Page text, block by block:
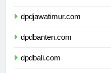
dpdjawatimur.com
dpdbanten.com
dpdbali.com